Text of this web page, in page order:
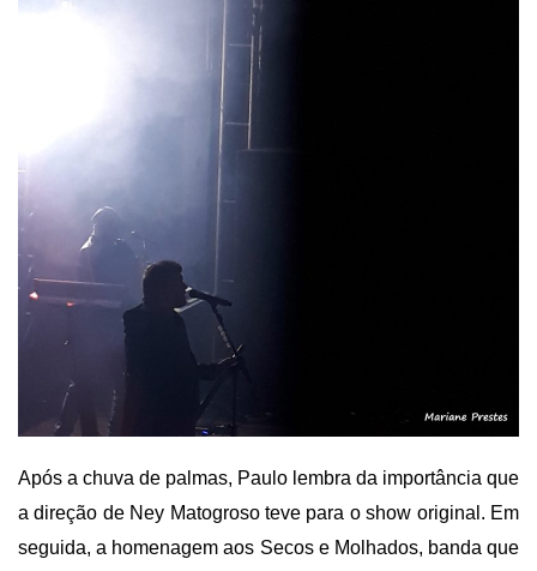
Após a chuva de palmas, Paulo lembra da importância que
a direção de Ney Matogroso teve para o show original. Em
seguida, a homenagem aos Secos e Molhados, banda que